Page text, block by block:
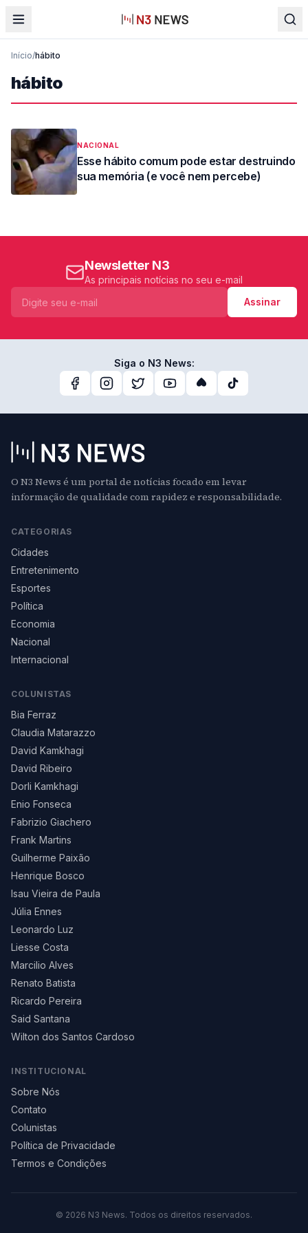
Início/hábito
hábito
NACIONAL
Esse hábito comum pode estar destruindo
sua memória (e você nem percebe)
Newsletter N3
As principais notícias no seu e-mail
Assinar
Siga o N3 News:
O N3 News é um portal de notícias focado em levar
informação de qualidade com rapidez e responsabilidade.
CATEGORIAS
Cidades
Entretenimento
Esportes
Política
Economia
Nacional
Internacional
COLUNISTAS
Bia Ferraz
Claudia Matarazzo
David Kamkhagi
David Ribeiro
Dorli Kamkhagi
Enio Fonseca
Fabrizio Giachero
Frank Martins
Guilherme Paixão
Henrique Bosco
Isau Vieira de Paula
Júlia Ennes
Leonardo Luz
Liesse Costa
Marcilio Alves
Renato Batista
Ricardo Pereira
Said Santana
Wilton dos Santos Cardoso
INSTITUCIONAL
Sobre Nós
Contato
Colunistas
Política de Privacidade
Termos e Condições
© 2026 N3 News. Todos os direitos reservados.